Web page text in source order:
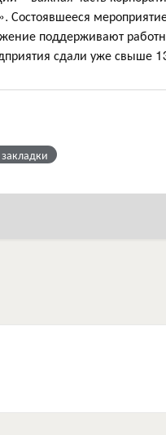
поддерживают
сдали уже свыше